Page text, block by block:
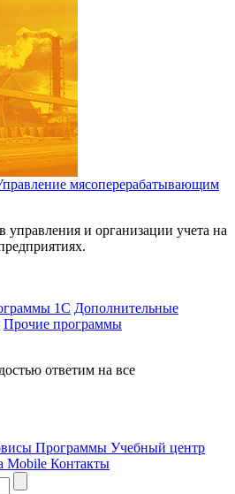
мясоперерабатывающим
управления и организации учета на
1С Дополнительные
Прочие программы
ответим на все
Программы Учебный центр
Mobile Контакты